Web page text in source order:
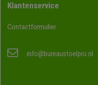
Klantenservice
Contactformulier
info@bureaustoelpro.nl